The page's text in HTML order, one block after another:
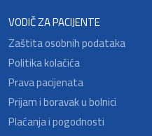
VODIČ ZA PACIJENTE
Zaštita osobnih podataka
Politika kolačića
Prava pacijenata
Prijam i boravak u bolnici
Plaćanja i pogodnosti